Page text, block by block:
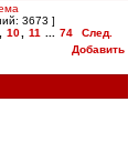
3673 ]
10 11 74
След.
Добавить